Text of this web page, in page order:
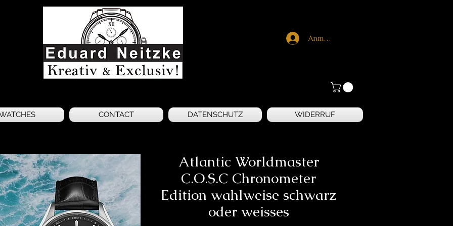
Anmelden
CONTACT DATENSCHUTZ WIDERRUF
Atlantic Worldmaster
C.O.S.C Chronometer
Edition wahlweise schwarz
oder weisses